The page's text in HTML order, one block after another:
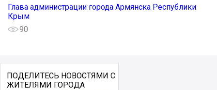
Глава администрации города Армянска Республики
Крым
90
ПОДЕЛИТЕСЬ НОВОСТЯМИ С
ЖИТЕЛЯМИ ГОРОДА